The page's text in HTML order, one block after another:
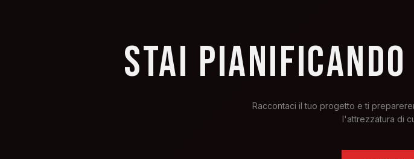
STAI
Raccontaci il tuo progetto e ti
l'attrezzatura di